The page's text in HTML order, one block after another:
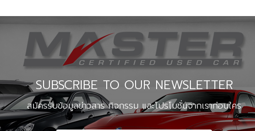
SUBSCRIBE TO OUR NEWSLETTER
สมัครรับข้อมูลข่าวสาร กิจกรรม และโปรโมชั่นจากเราก่อนใคร